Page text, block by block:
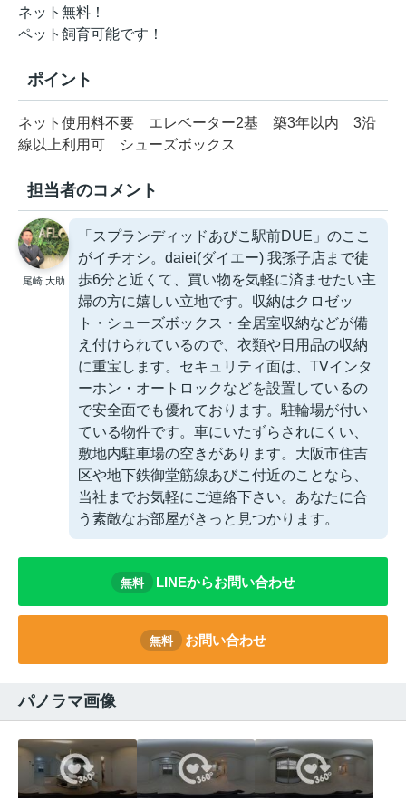
ネット無料！
ペット飼育可能です！
ポイント
ネット使用料不要 エレベーター2基 築3年以内
3沿
線以上利用可
シューズボックス
担当者のコメント
尾崎 大助
「スプランディッドあびこ駅前DUE」のここ
がイチオシ。daiei(ダイエー) 我孫子店まで徒
歩6分と近くて、買い物を気軽に済ませたい主
婦の方に嬉しい立地です。収納はクロゼッ
ト・シューズボックス・全居室収納などが備
え付けられているので、衣類や日用品の収納
に重宝します。セキュリティ面は、TVインタ
ーホン・オートロックなどを設置しているの
で安全面でも優れております。駐輪場が付い
ている物件です。車にいたずらされにくい、
敷地内駐車場の空きがあります。大阪市住吉
区や地下鉄御堂筋線あびこ付近のことなら、
当社までお気軽にご連絡下さい。あなたに合
う素敵なお部屋がきっと見つかります。
無料 LINEからお問い合わせ
無料 お問い合わせ
パノラマ画像